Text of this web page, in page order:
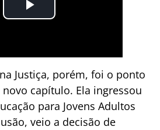
Justiça, porém, foi o ponto
capítulo. Ela ingressou
para Jovens Adultos
veio a decisão de